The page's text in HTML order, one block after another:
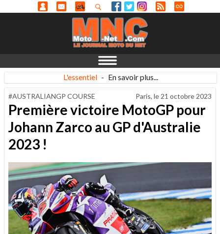
L'essentiel - En savoir plus...
#AUSTRALIANGP COURSE Paris, le 21 octobre 2023
Première victoire MotoGP pour
Johann Zarco au GP d'Australie
2023 !